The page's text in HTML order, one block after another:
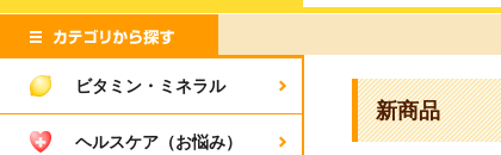
新商品
ビタミン・ミネラル
ヘルスケア（お悩み）